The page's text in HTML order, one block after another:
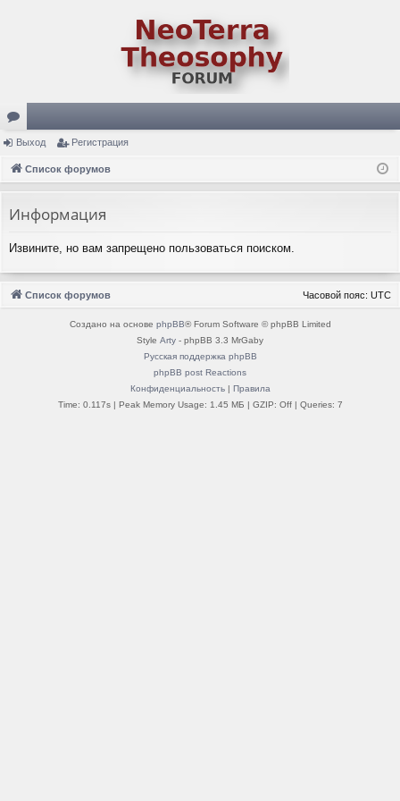
ор
ум
Выход Регистрация
Список форумов
Информация
Извините, но вам запрещено пользоваться поиском.
Список форумов Часовой пояс: UTC
Создано на основе phpBB® Forum Software © phpBB Limited
Style Arty - phpBB 3.3 MrGaby
Русская поддержка phpBB
phpBB post Reactions
Конфиденциальность| Правила
Time: 0.117s| Peak Memory Usage: 1.45 МБ | GZIP: Off | Queries: 7